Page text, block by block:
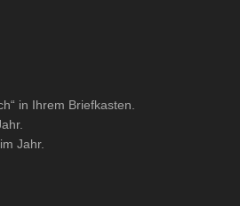
in Ihrem Briefkasten.
Jahr.